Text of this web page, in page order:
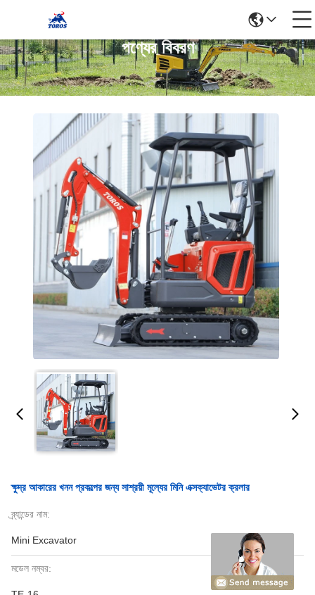
পণ্যের বিবরণ
ক্ষুদ্র আকারের খনন প্রকল্পের জন্য সাশ্রয়ী মূল্যের মিনি এক্সক্যাভেটর ক্রলার
ব্র্যান্ডের নাম:
Mini Excavator
মডেল নম্বর: